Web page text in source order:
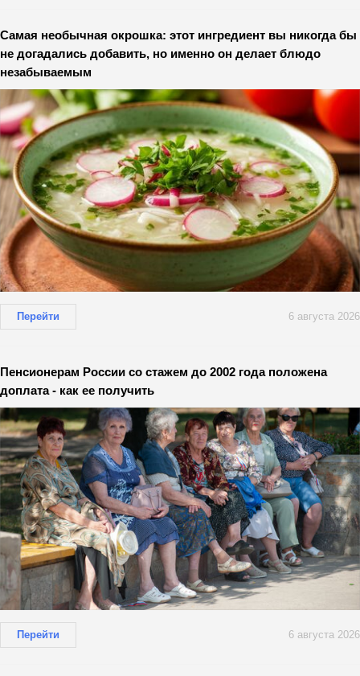
Самая необычная окрошка: этот ингредиент вы никогда бы
не догадались добавить, но именно он делает блюдо
незабываемым
Перейти 6 августа 2026
Пенсионерам России со стажем до 2002 года положена
доплата - как ее получить
Перейти 6 августа 2026